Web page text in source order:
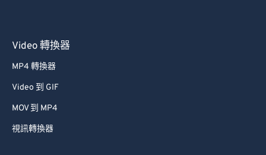
Video 轉換器
MP4 轉換器
Video 到 GIF
MOV 到 MP4
視訊轉換器